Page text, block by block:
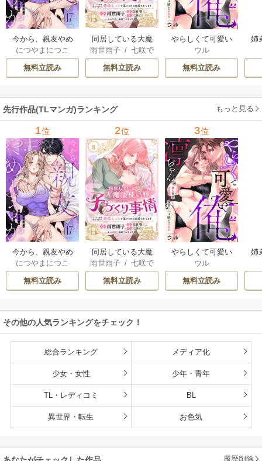
今から、親友やめ
ようか。～腐れ縁
同僚は甘い快楽で
私を壊す～
につやまにつこ
無料立読み
同居している大魔
法使い様の子づく
り事情 こっそり家
を出るつもりが、
るほど溺愛されて
ます
雨世雨子 /七咲で
佐倉響 /
が月見
無料立読み
やらしくて可愛い
俺の凛ちゃん。～
隣人後輩くんのイ
キすぎた執着にハ
ウル
無料立読み
姉
先行作品(TLマンガ)ランキング もっと見る
1位
今から、親友やめ
ようか。～腐れ縁
同僚は甘い快楽で
私を壊す～
につやまにつこ
無料立読み
2位
同居している大魔
法使い様の子づく
り事情 こっそり家
を出るつもりが、
るほど溺愛されて
ます
雨世雨子 /七咲で
ら/佐倉響/よな
が月見
無料立読み
3位
やらしくて可愛い
俺の凛ちゃん。～
隣人後輩くんのイ
キすぎた執着にハ
ウル
無料立読み
姉
その他の人気ランキングをチェック！
総合ランキング メディア化
少女・女性 少年・青年
TL・レディコミ BL
異世界・転生 お色気
履歴削除